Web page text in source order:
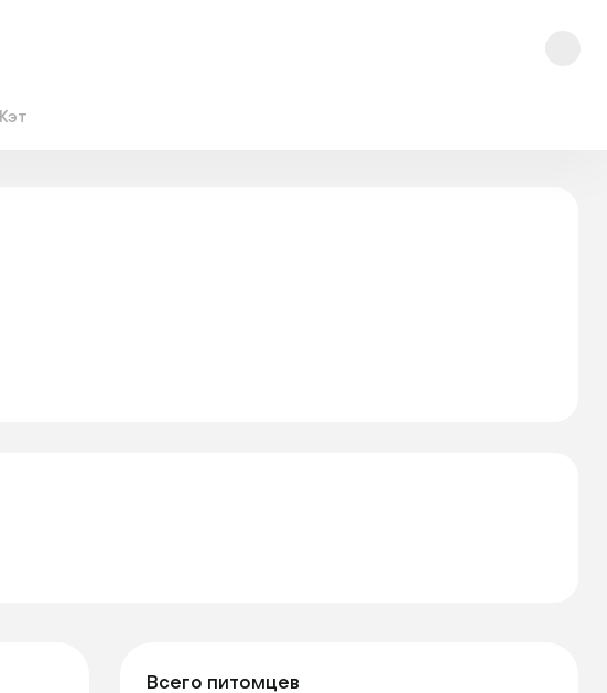
Кэт
Всего питомцев